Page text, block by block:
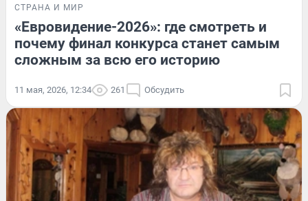
СТРАНА И МИР
«Евровидение-2026»: где смотреть и
почему финал конкурса станет самым
сложным за всю его историю
11 мая, 2026, 12:34 261 Обсудить